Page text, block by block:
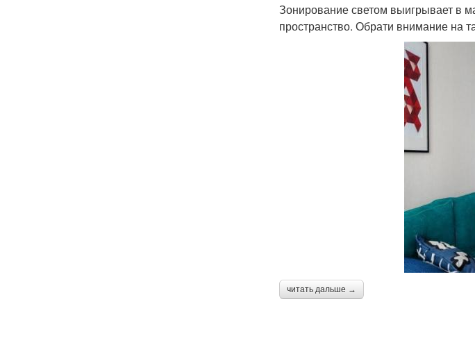
Зонирование светом выигрывает в
пространство. Обрати внимание на
читать дальше →